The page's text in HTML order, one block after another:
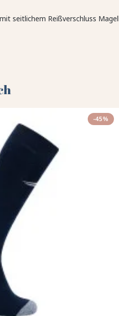
seitlichem Reißverschluss
🌻
-45%